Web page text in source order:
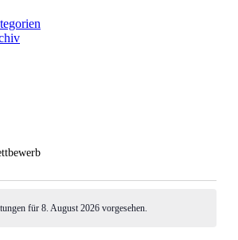
für 8. August 2026 vorgesehen.